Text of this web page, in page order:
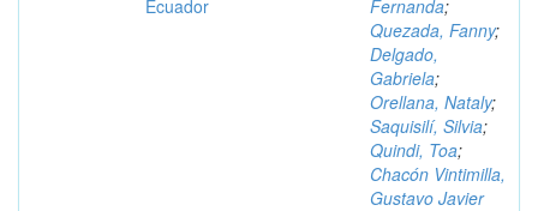
Ecuador
Fernanda;
Quezada, Fanny;
Delgado,
Gabriela;
Orellana, Nataly;
Saquisilí, Silvia;
Quindi, Toa;
Chacón Vintimilla,
Gustavo Javier